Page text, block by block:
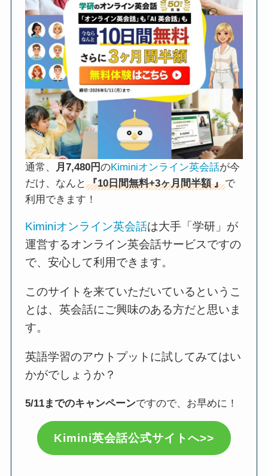
通常、 月7,480円のKiminiオンライン英会話が今
だけ、なんと『10日間無料+3ヶ月間半額 』で
利用できます！
Kiminiオンライン英会話は大手「学研」が
運営するオンライン英会話サービスですの
で、安心して利用できます。
このサイトを来ていただいているというこ
とは、英会話にご興味のある方だと思いま
す。
英語学習のアウトプットに試してみてはい
かがでしょうか？
5/11までのキャンペーンですので、お早めに！
Kimini英会話公式サイトへ>>